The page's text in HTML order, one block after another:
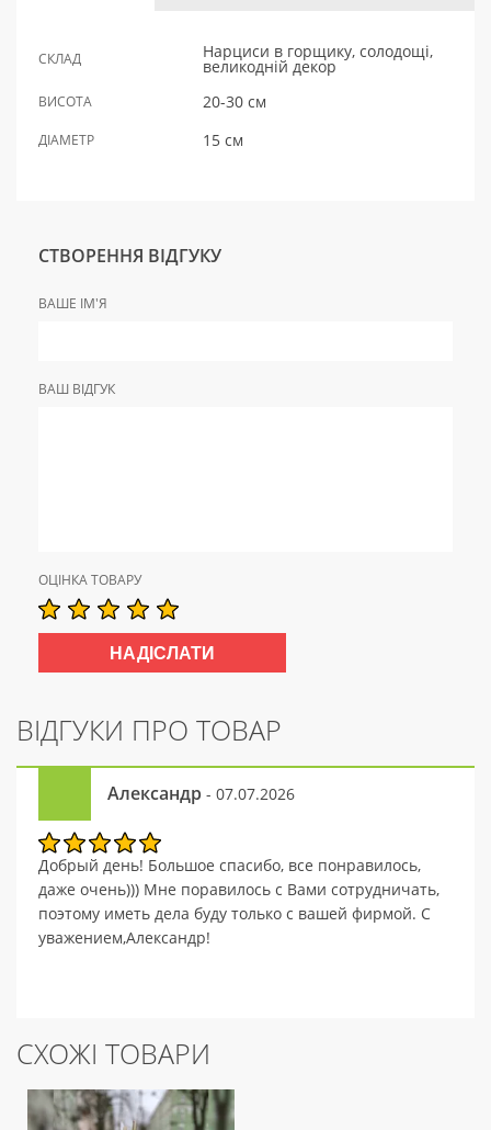
СКЛАД Нарциси в горщику, солодощі,
великодній декор
ВИСОТА 20-30 см
ДІАМЕТР 15 см
СТВОРЕННЯ ВІДГУКУ
ВАШЕ ІМ'Я
ВАШ ВІДГУК
ОЦІНКА ТОВАРУ
ВІДГУКИ ПРО ТОВАР
Александр - 07.07.2026
Добрый день! Большое спасибо, все понравилось,
даже очень))) Мне поравилось с Вами сотрудничать,
поэтому иметь дела буду только с вашей фирмой. С
уважением,Александр!
СХОЖІ ТОВАРИ